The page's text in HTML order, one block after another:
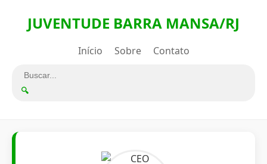
JUVENTUDE BARRA MANSA/RJ
Início Sobre Contato
🔍